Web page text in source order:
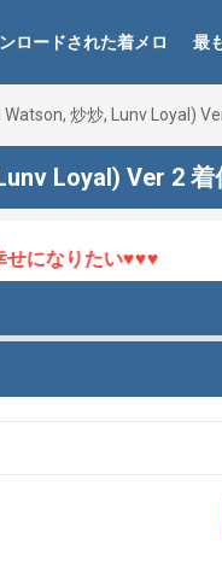
ロードされた着メロ 最
炒炒, Lunv Loyal)
Loyal) Ver 2 着
なりたい♥♥♥